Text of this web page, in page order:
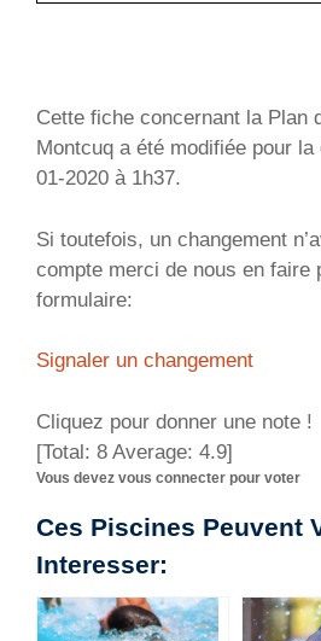
Cette fiche concernant la Plan
Montcuq a été modifiée pour
01-2020 à 1h37.
Si toutefois, un changement
compte merci de nous en faire
formulaire:
Signaler un changement
Cliquez pour donner une note !
[Total: 8 Average: 4.9]
Vous devez vous connecter pour voter
Ces Piscines Peuvent
Interesser: